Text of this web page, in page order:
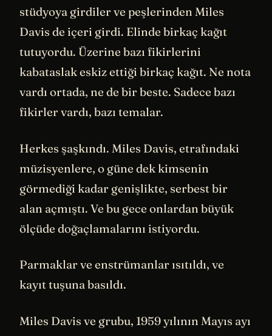
stüdyoya girdiler ve peşlerinden Miles
Davis de içeri girdi. Elinde birkaç kağıt
tutuyordu. Üzerine bazı fikirlerini
kabataslak eskiz ettiği birkaç kağıt. Ne nota
vardı ortada, ne de bir beste. Sadece bazı
fikirler vardı, bazı temalar.
Herkes şaşkındı. Miles Davis, etrafındaki
müzisyenlere, o güne dek kimsenin
görmediği kadar genişlikte, serbest bir
alan açmıştı. Ve bu gece onlardan büyük
ölçüde doğaçlamalarını istiyordu.
Parmaklar ve enstrümanlar ısıtıldı, ve
kayıt tuşuna basıldı.
Miles Davis ve grubu, 1959 yılının Mayıs ayı